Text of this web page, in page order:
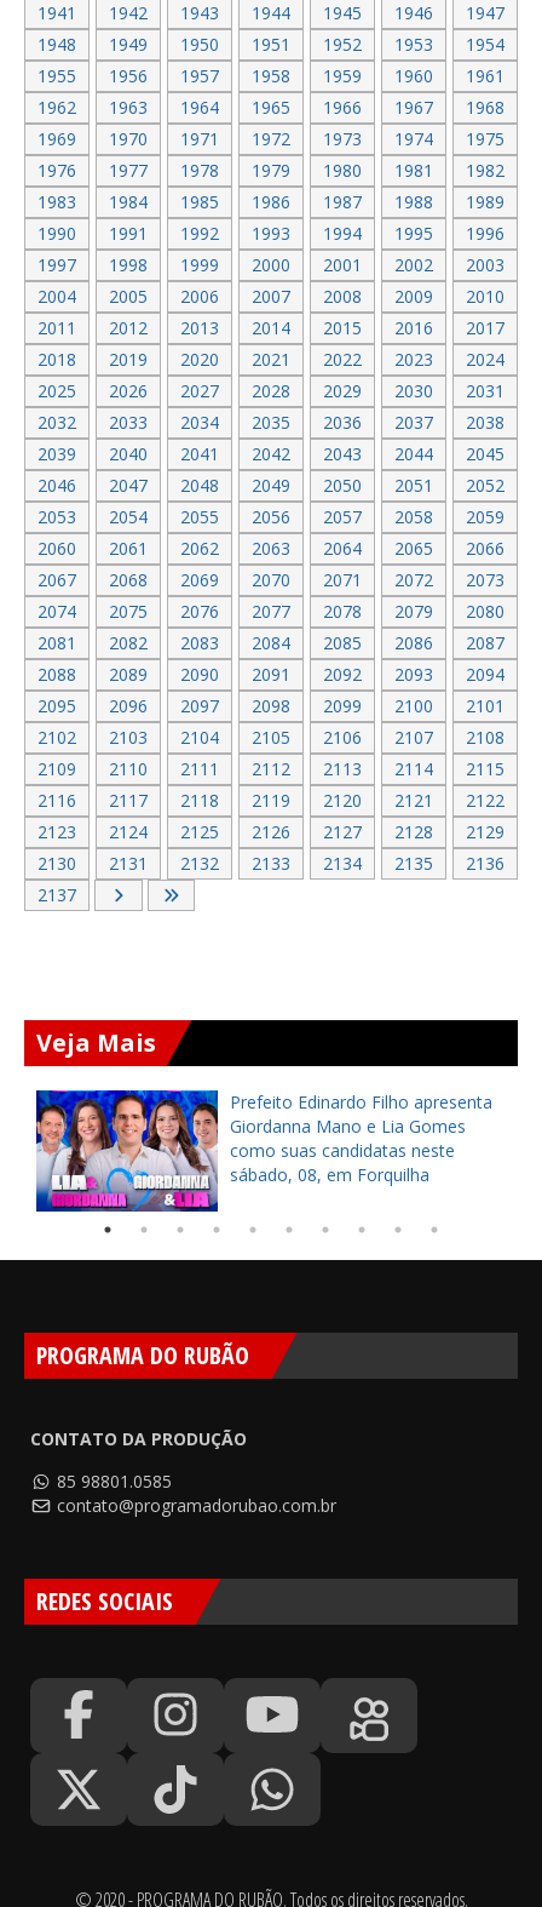
1941
1942 1943 1944 1945 1946
1947
1948
1949 1950 1951 1952 1953
1954
1955
1956 1957 1958 1959 1960
1961
1962
1963 1964 1965 1966 1967
1968
1969
1970 1971 1972 1973 1974
1975
1976
1977 1978 1979 1980 1981
1982
1983
1984 1985 1986 1987 1988
1989
1990
1991 1992 1993 1994 1995
1996
1997
1998 1999 2000 2001 2002
2003
2004
2005 2006 2007 2008 2009
2010
2011
2012 2013 2014 2015 2016
2017
2018
2019 2020 2021 2022 2023
2024
2025
2026 2027 2028 2029 2030
2031
2032
2033 2034 2035 2036 2037
2038
2039
2040 2041 2042 2043 2044
2045
2046
2047 2048 2049 2050 2051
2052
2053
2054 2055 2056 2057 2058
2059
2060
2061 2062 2063 2064 2065
2066
2067
2068 2069 2070 2071 2072
2073
2074
2075 2076 2077 2078 2079
2080
2081
2082 2083 2084 2085 2086
2087
2088
2089 2090 2091 2092 2093
2094
2095
2096 2097 2098 2099 2100
2101
2102
2103 2104 2105 2106 2107
2108
2109
2110 2111 2112 2113 2114
2115
2116
2117 2118 2119 2120 2121
2122
2123
2124 2125 2126 2127 2128
2129
2130
2131 2132 2133 2134 2135
2136
2137
Veja Mais
Prefeito de Caucaia, Naumi
Amorim, anuncia regulamentação
de nível superior e entrega
fardamentos a agentes da AMT
PROGRAMA DO RUBÃO
CONTATO DA PRODUÇÃO
85 98801.0585
contato@programadorubao.com.br
REDES SOCIAIS
© 2020 - PROGRAMA DO RUBÃO. Todos os direitos reservados.